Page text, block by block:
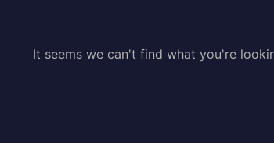
It seems we can't find what you're